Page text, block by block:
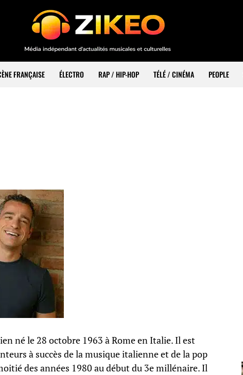
FRANÇAISE ÉLECTRO RAP / HIP-HOP TÉLÉ / CINÉMA PEOPLE
né le 28 octobre 1963 à Rome en Italie. Il est
à succès de la musique italienne et de la pop
des années 1980 au début du 3e millénaire. Il